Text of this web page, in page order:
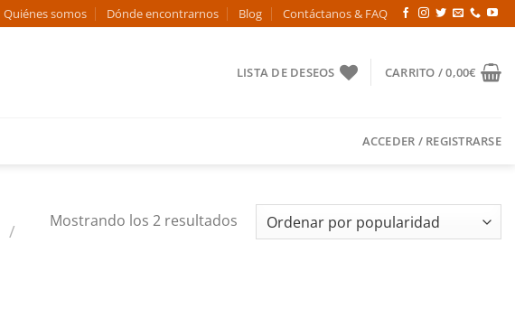
Quiénes somos Dónde encontrarnos Blog Contáctanos & FAQ
LISTA DE DESEOS CARRITO /0,00€
ACCEDER / REGISTRARSE
/
Mostrando los 2 resultadosOrdenado
por